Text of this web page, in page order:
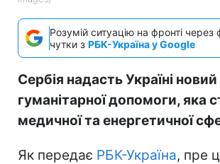
Розумій ситуацію на фронті через
чутки з РБК-Україна у Google
Сербія надасть Україні
гуманітарної допомоги, яка
медичної та енергетичної
Як передає РБК-Україна, пре